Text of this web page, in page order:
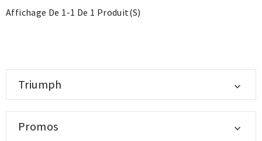
Affichage De 1-1 De 1 Produit(s)
Triumph 
Promos 